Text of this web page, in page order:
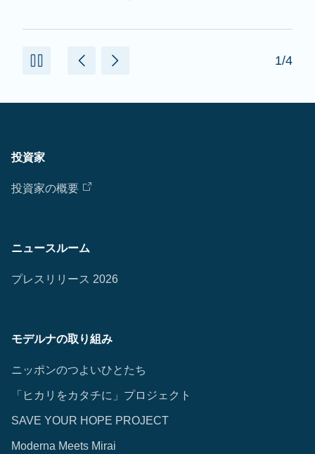
投資家
投資家の概要
ニュースルーム
プレスリリース 2026
モデルナの取り組み
ニッポンのつよいひとたち
「ヒカリをカタチに」プロジェクト
SAVE YOUR HOPE PROJECT
Moderna Meets Mirai